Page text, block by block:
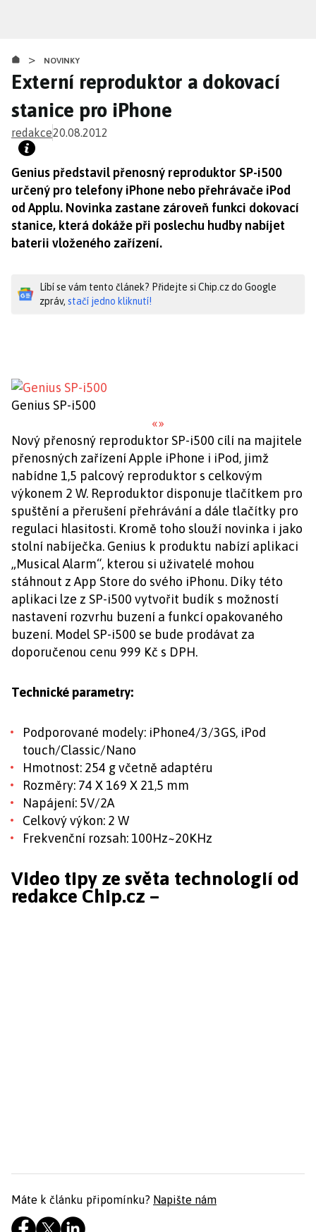
obsahu
> NOVINKY
Externí reproduktor a dokovací
stanice pro iPhone
redakce20.08.2012
Genius představil přenosný reproduktor SP-i500
určený pro telefony iPhone nebo přehrávače iPod
od Applu. Novinka zastane zároveň funkci dokovací
stanice, která dokáže při poslechu hudby nabíjet
baterii vloženého zařízení.
Líbí se vám tento článek? Přidejte si Chip.cz do Google
zpráv, stačí jedno kliknutí!
Genius SP-i500
«»
Nový přenosný reproduktor SP-i500 cílí na majitele
přenosných zařízení Apple iPhone i iPod, jimž
nabídne 1,5 palcový reproduktor s celkovým
výkonem 2 W. Reproduktor disponuje tlačítkem pro
spuštění a přerušení přehrávání a dále tlačítky pro
regulaci hlasitosti. Kromě toho slouží novinka i jako
stolní nabíječka. Genius k produktu nabízí aplikaci
„Musical Alarm“, kterou si uživatelé mohou
stáhnout z App Store do svého iPhonu. Díky této
aplikaci lze z SP-i500 vytvořit budík s možností
nastavení rozvrhu buzení a funkcí opakovaného
buzení. Model SP-i500 se bude prodávat za
doporučenou cenu 999 Kč s DPH.
Technické parametry:
Podporované modely: iPhone4/3/3GS, iPod
touch/Classic/Nano
Hmotnost: 254 g včetně adaptéru
Rozměry: 74 X 169 X 21,5 mm
Napájení: 5V/2A
Celkový výkon: 2 W
Frekvenční rozsah: 100Hz~20KHz
Video tipy ze světa technologií od
redakce Chip.cz –
Máte k článku připomínku? Napište nám